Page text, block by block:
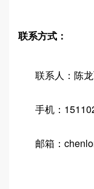
联系方式：
联系人：陈
手机：
邮箱：